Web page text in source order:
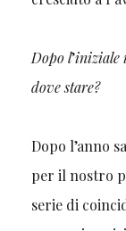
Dopo l’iniziale
dove stare?
Dopo l’anno
per il nostro
serie di